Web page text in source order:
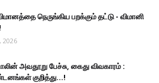
நெருங்கிய பறக்கும் தட்டு - விமானி
2026
அவதூறு பேச்சு, கைது விவகாரம் :
குறித்து...!